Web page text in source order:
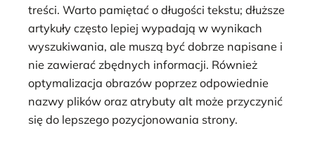
treści. Warto pamiętać o długości tekstu; dłuższe
artykuły często lepiej wypadają w wynikach
wyszukiwania, ale muszą być dobrze napisane i
nie zawierać zbędnych informacji. Również
optymalizacja obrazów poprzez odpowiednie
nazwy plików oraz atrybuty alt może przyczynić
się do lepszego pozycjonowania strony.